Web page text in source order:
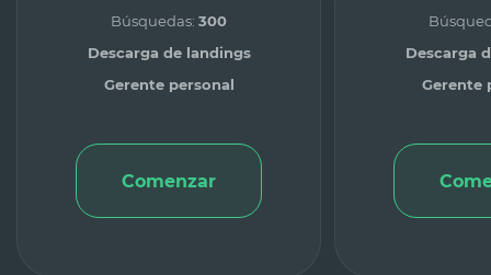
Búsquedas: 300
Descarga de landings
Gerente personal
Comenzar
Descarga
Gerente